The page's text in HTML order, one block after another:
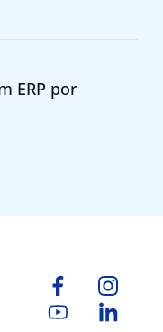
ERP por